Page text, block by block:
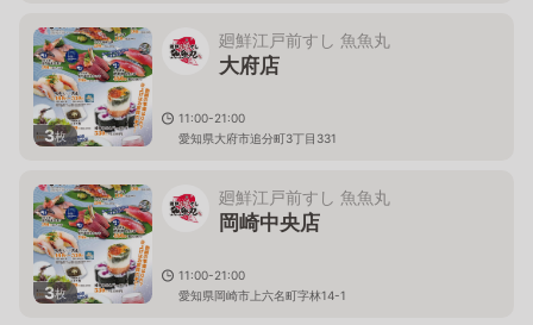
3枚
廻鮮江戸前すし 魚魚丸
大府店
11:00-21:00
愛知県大府市追分町3丁目331
3枚
廻鮮江戸前すし 魚魚丸
岡崎中央店
11:00-21:00
愛知県岡崎市上六名町字林14-1